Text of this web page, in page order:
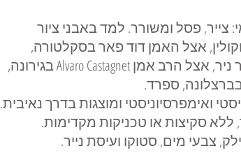
צייר, פסל ומשורר. למד באבני ציור
אצל האמן דוד פאר בסקלטורה,
השתתף בקורסים אצל הצייר אמיר ניר, אצל הרב אמן Alvaro Castagnet בגירונה,
ואימפרסיוניסטי ומוצגות בדרך נאיבית.
ללא סקיצות או טכניקות מקדימות.
צבעי מים, סטוקו ועיסת נייר.